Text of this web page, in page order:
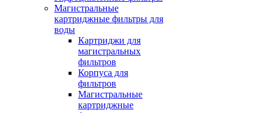
Магистральные
картриджные фильтры для
воды
Картриджи для
магистральных
фильтров
Корпуса для
фильтров
Магистральные
картриджные